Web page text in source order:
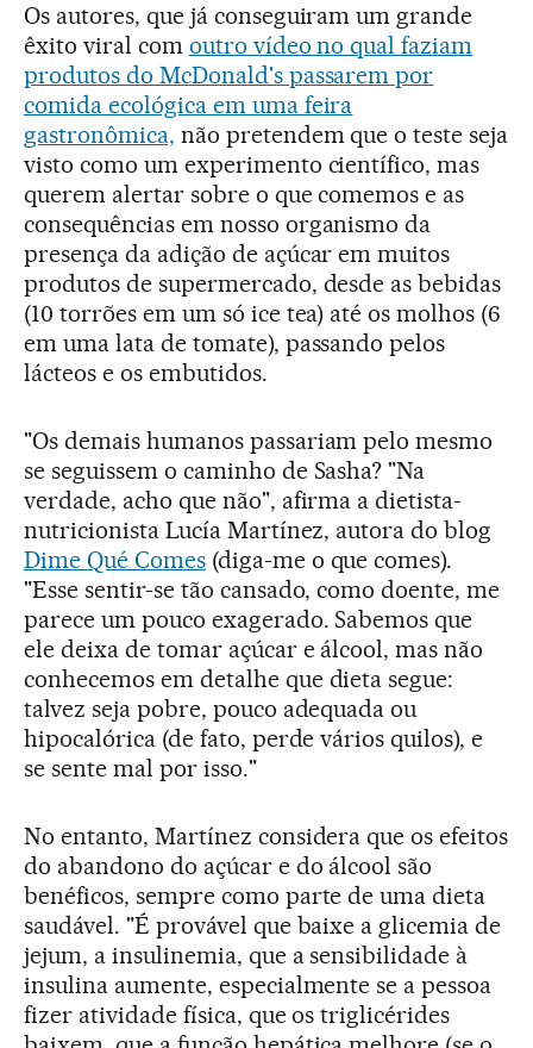
Os autores, que já conseguiram um grande
êxito viral com outro vídeo no qual faziam
produtos do McDonald's passarem por
comida ecológica em uma feira
gastronômica, não pretendem que o teste seja
visto como um experimento científico, mas
querem alertar sobre o que comemos e as
consequências em nosso organismo da
presença da adição de açúcar em muitos
produtos de supermercado, desde as bebidas
(10 torrões em um só ice tea) até os molhos (6
em uma lata de tomate), passando pelos
lácteos e os embutidos.
"Os demais humanos passariam pelo mesmo
se seguissem o caminho de Sasha? "Na
verdade, acho que não", afirma a dietista-
nutricionista Lucía Martínez, autora do blog
Dime Qué Comes(diga-me o que comes).
"Esse sentir-se tão cansado, como doente, me
parece um pouco exagerado. Sabemos que
ele deixa de tomar açúcar e álcool, mas não
conhecemos em detalhe que dieta segue:
talvez seja pobre, pouco adequada ou
hipocalórica (de fato, perde vários quilos), e
se sente mal por isso."
No entanto, Martínez considera que os efeitos
do abandono do açúcar e do álcool são
benéficos, sempre como parte de uma dieta
saudável. "É provável que baixe a glicemia de
jejum, a insulinemia, que a sensibilidade à
insulina aumente, especialmente se a pessoa
fizer atividade física, que os triglicérides